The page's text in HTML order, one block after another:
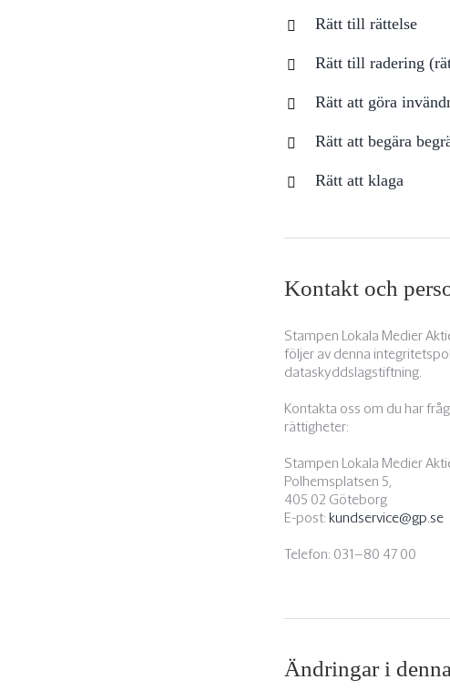
Rätt till rättelse
Rätt till radering
Rätt att göra
Rätt att begära
Rätt att klaga
Kontakt och
Stampen Lokala Medier
följer av denna
dataskyddslagstiftning.
Kontakta oss om du har
rättigheter:
Stampen Lokala Medier
Polhemsplatsen 5,
405 02 Göteborg
E-post: kundservice@gp.se
Telefon: 031–80 47 00
Ändringar i